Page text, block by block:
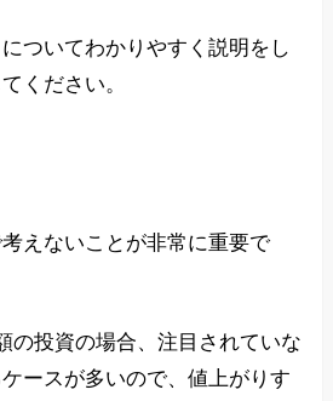
ついてわかりやすく説明をし
ください。
えないことが非常に重要で
の投資の場合、注目されていな
ースが多いので、値上がりす